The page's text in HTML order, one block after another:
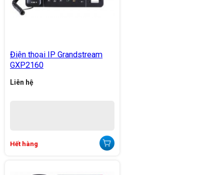
Điện thoại IP Grandstream
GXP2160
Liên hệ
Hết hàng